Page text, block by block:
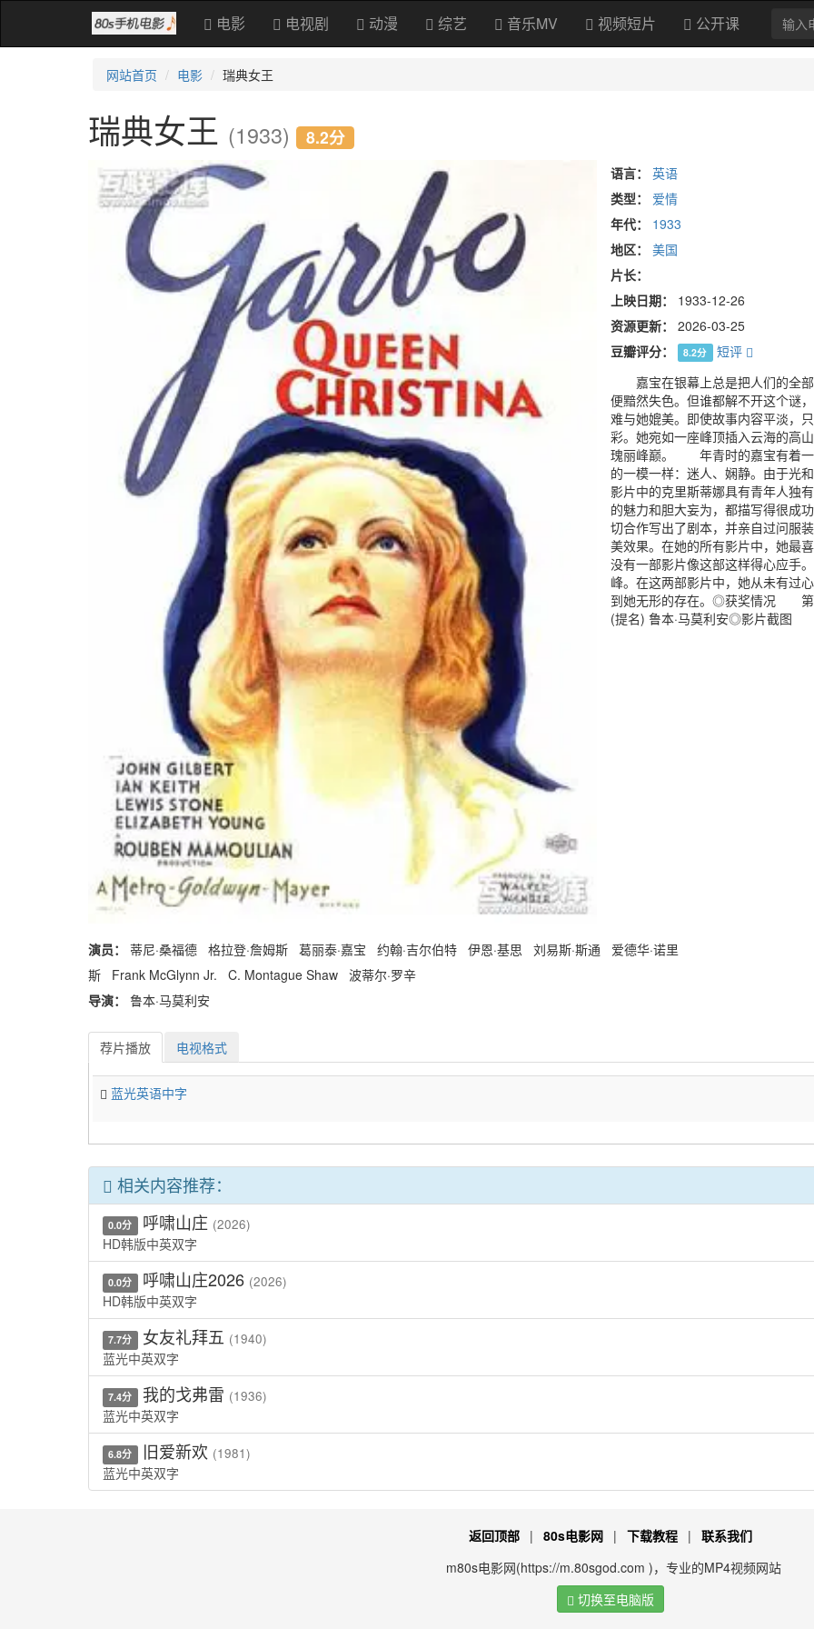
电影 电视剧 动漫 综艺 音乐MV 视频短片 公开课
网站首页 电影 瑞典女王
瑞典女王 (1933) 8.2分
语言：
英语
类型：
爱情
年代：
1933
地区：
美国
片长：
上映日期：
1933-12-26
资源更新：
2026-03-25
豆瓣评分：
8.2分 短评
演员：
蒂尼·桑福德 格拉登·詹姆斯 葛丽泰·嘉宝 约翰·吉尔伯特 伊恩·基思 刘易斯·斯通 爱德华·诺里
斯 Frank McGlynn Jr. C. Montague Shaw 波蒂尔·罗辛
导演：
鲁本·马莫利安
嘉宝在银幕上总是把人们的全
便黯然失色。但谁都解不开这个谜
难与她媲美。即使故事内容平淡，
彩。她宛如一座峰顶插入云海的高
瑰丽峰巅。 年青时的嘉宝有着一
的一模一样：迷人、娴静。由于
影片中的克里斯蒂娜具有青年人独
的魅力和胆大妄为，都描写得很成
切合作写出了剧本，并亲自过问服
美效果。在她的所有影片中，她最
没有一部影片像这部这样得心应
峰。在这两部影片中，她从未有过
到她无形的存在。◎获奖情况
(提名) 鲁本·马莫利安◎影片截图
荐片播放 电视格式
蓝光英语中字
相关内容推荐：
0.0分 呼啸山庄 (2026)
HD韩版中英双字
0.0分 呼啸山庄2026 (2026)
HD韩版中英双字
7.7分 女友礼拜五 (1940)
蓝光中英双字
7.4分 我的戈弗雷 (1936)
蓝光中英双字
6.8分 旧爱新欢 (1981)
蓝光中英双字
返回顶部 | 80s电影网 | 下载教程 | 联系我们
m80s电影网(https://m.80sgod.com )，专业的MP4视频网站
切换至电脑版